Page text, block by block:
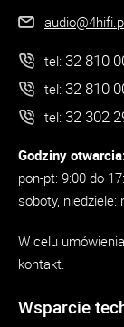
tel: 32 810
tel: 32 810
tel: 32 302
Godziny
pon-pt: 9:00 do
soboty, niedziele:
W celu
kontakt.
Wsparcie